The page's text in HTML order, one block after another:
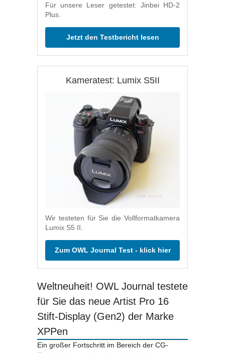
Für unsere Leser getestet: Jinbei HD-2
Plus.
Jetzt den Testbericht lesen
Kameratest: Lumix S5II
Wir testeten für Sie die Vollformatkamera
Lumix S5 II.
Zum OWL Journal Test - klick hier
Weltneuheit! OWL Journal testete
für Sie das neue Artist Pro 16
Stift-Display (Gen2) der Marke
XPPen
Ein großer Fortschritt im Bereich der CG-